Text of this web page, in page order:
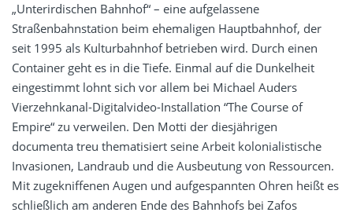
„Unterirdischen Bahnhof“ – eine aufgelassene
Straßenbahnstation beim ehemaligen Hauptbahnhof, der
seit 1995 als Kulturbahnhof betrieben wird. Durch einen
Container geht es in die Tiefe. Einmal auf die Dunkelheit
eingestimmt lohnt sich vor allem bei Michael Auders
Vierzehnkanal-Digitalvideo-Installation “The Course of
Empire“ zu verweilen. Den Motti der diesjährigen
documenta treu thematisiert seine Arbeit kolonialistische
Invasionen, Landraub und die Ausbeutung von Ressourcen.
Mit zugekniffenen Augen und aufgespannten Ohren heißt es
schließlich am anderen Ende des Bahnhofs bei Zafos